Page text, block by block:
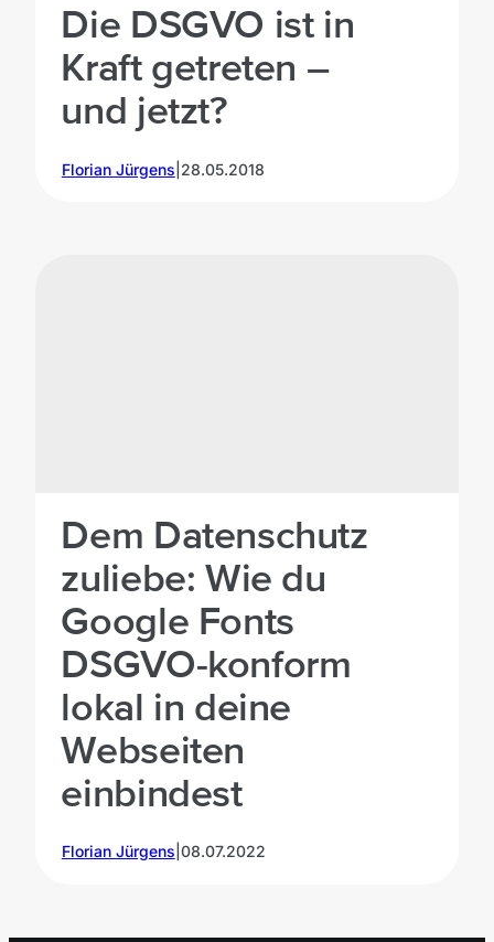
Die DSGVO ist in
Kraft getreten –
und jetzt?
Florian Jürgens 28.05.2018
Dem Datenschutz
zuliebe: Wie du
Google Fonts
DSGVO-konform
lokal in deine
Webseiten
einbindest
Florian Jürgens 08.07.2022